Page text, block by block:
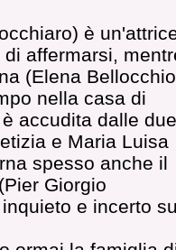
è
affermarsi,
(Elena
nella casa di
accudita dalle due
e Maria Luisa
spesso anche il
Giorgio
e incerto